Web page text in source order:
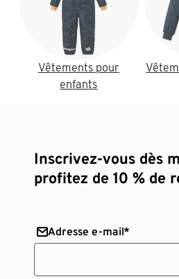
Vêtements pour
enfants
Inscrivez-vous dès
profitez de 10 % de
Adresse e-mail*